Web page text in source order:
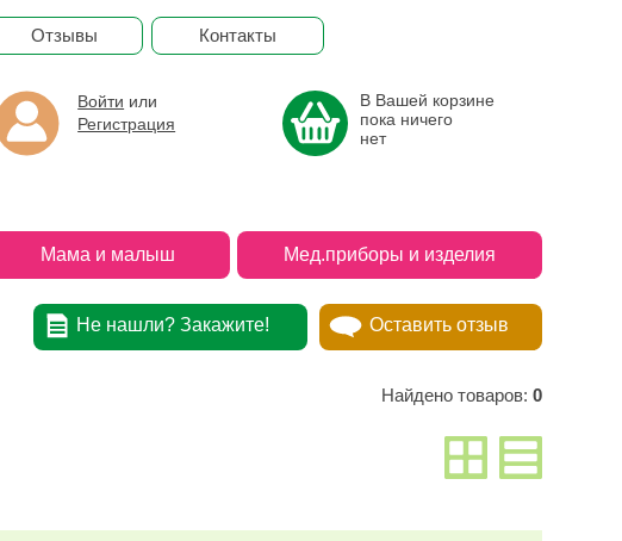
Отзывы Контакты
Войти или
Регистрация
В Вашей корзине
пока ничего
нет
Мама и малыш Мед.приборы и изделия
Найдено товаров: 0
Оставить отзыв
Не нашли? Закажите!